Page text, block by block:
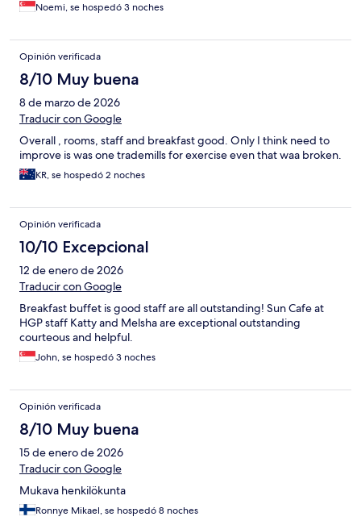
Noemi, se hospedó 3 noches
Opinión verificada
8/10 Muy buena
8 de marzo de 2026
Traducir con Google
Overall , rooms, staff and breakfast good. Only I think need to
improve is was one trademills for exercise even that waa broken.
KR, se hospedó 2 noches
Opinión verificada
10/10 Excepcional
12 de enero de 2026
Traducir con Google
Breakfast buffet is good staff are all outstanding! Sun Cafe at
HGP staff Katty and Melsha are exceptional outstanding
courteous and helpful.
John, se hospedó 3 noches
Opinión verificada
8/10 Muy buena
15 de enero de 2026
Traducir con Google
Mukava henkilökunta
Ronnye Mikael, se hospedó 8 noches